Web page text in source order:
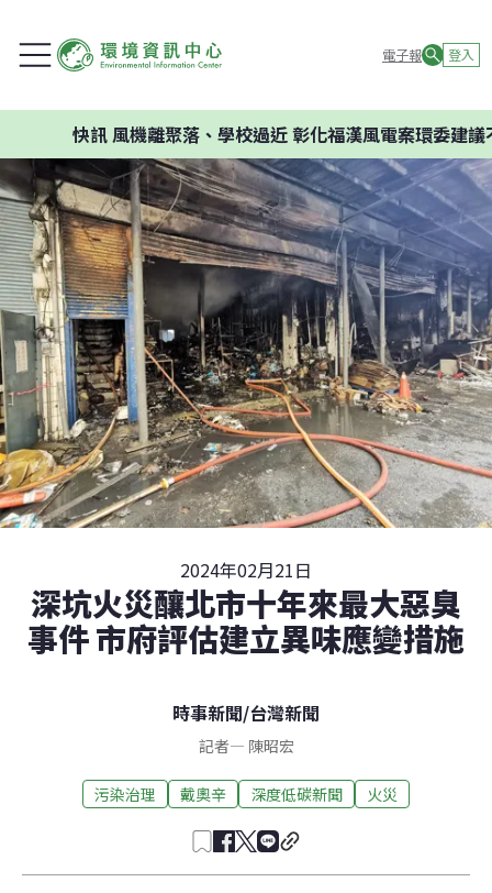
電子報 登入
風機離聚落、學校過近 彰化福漢風電案環委建議不應開發
2024年02月21日
深坑火災釀北市十年來最大惡臭
事件 市府評估建立異味應變措施
時事新聞/台灣新聞
記者— 陳昭宏
污染治理 戴奧辛 深度低碳新聞 火災